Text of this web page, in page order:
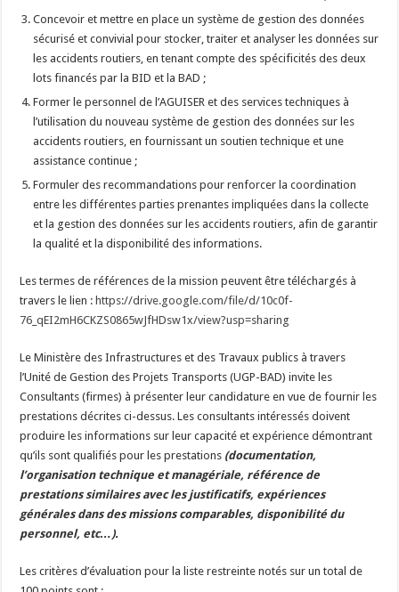
Concevoir et mettre en place un système de gestion des données
sécurisé et convivial pour stocker, traiter et analyser les données sur
les accidents routiers, en tenant compte des spécificités des deux
lots financés par la BID et la BAD ;
Former le personnel de l’AGUISER et des services techniques à
l’utilisation du nouveau système de gestion des données sur les
accidents routiers, en fournissant un soutien technique et une
assistance continue ;
Formuler des recommandations pour renforcer la coordination
entre les différentes parties prenantes impliquées dans la collecte
et la gestion des données sur les accidents routiers, afin de garantir
la qualité et la disponibilité des informations.
Les termes de références de la mission peuvent être téléchargés à
travers le lien :https://drive.google.com/file/d/10c0f-
76_qEI2mH6CKZS0865wJfHDsw1x/view?usp=sharing
Le Ministère des Infrastructures et des Travaux publics à travers
l’Unité de Gestion des Projets Transports (UGP-BAD) invite les
Consultants (firmes) à présenter leur candidature en vue de fournir les
prestations décrites ci-dessus. Les consultants intéressés doivent
produire les informations sur leur capacité et expérience démontrant
qu’ils sont qualifiés pour les prestations (documentation,
l’organisation technique et managériale, référence de
prestations similaires avec les justificatifs, expériences
générales dans des missions comparables, disponibilité du
personnel, etc…).
Les critères d’évaluation pour la liste restreinte notés sur un total de